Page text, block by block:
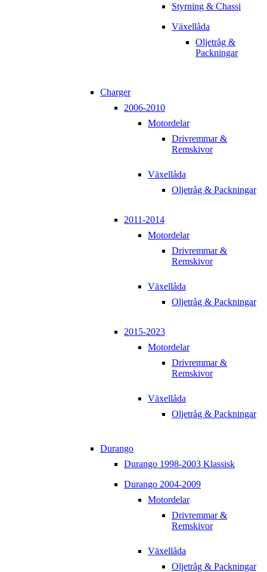
Styrning & Chassi
Växellåda
Oljetråg &
Packningar
Charger
2006-2010
Motordelar
Drivremmar &
Remskivor
Växellåda
Oljetråg & Packningar
2011-2014
Motordelar
Drivremmar &
Remskivor
Växellåda
Oljetråg & Packningar
2015-2023
Motordelar
Drivremmar &
Remskivor
Växellåda
Oljetråg & Packningar
Durango
Durango 1998-2003 Klassisk
Durango 2004-2009
Motordelar
Drivremmar &
Remskivor
Växellåda
Oljetråg & Packningar